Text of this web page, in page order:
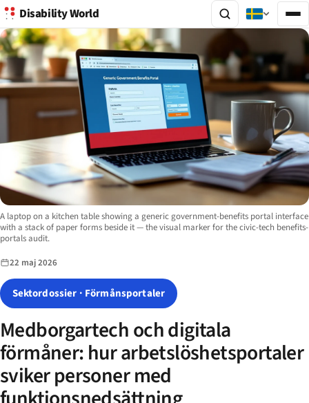
Disability World
Image description:
A laptop on a kitchen table showing a generic government-benefits portal interface
with a stack of paper forms beside it — the visual marker for the civic-tech benefits-
portals audit.
22 maj 2026
Sektordossier · Förmånsportaler
Medborgartech och digitala
förmåner: hur arbetslöshetsportaler
sviker personer med